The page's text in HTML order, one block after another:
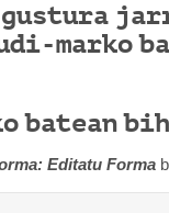
gustura
marko
batean
Editatu Forma